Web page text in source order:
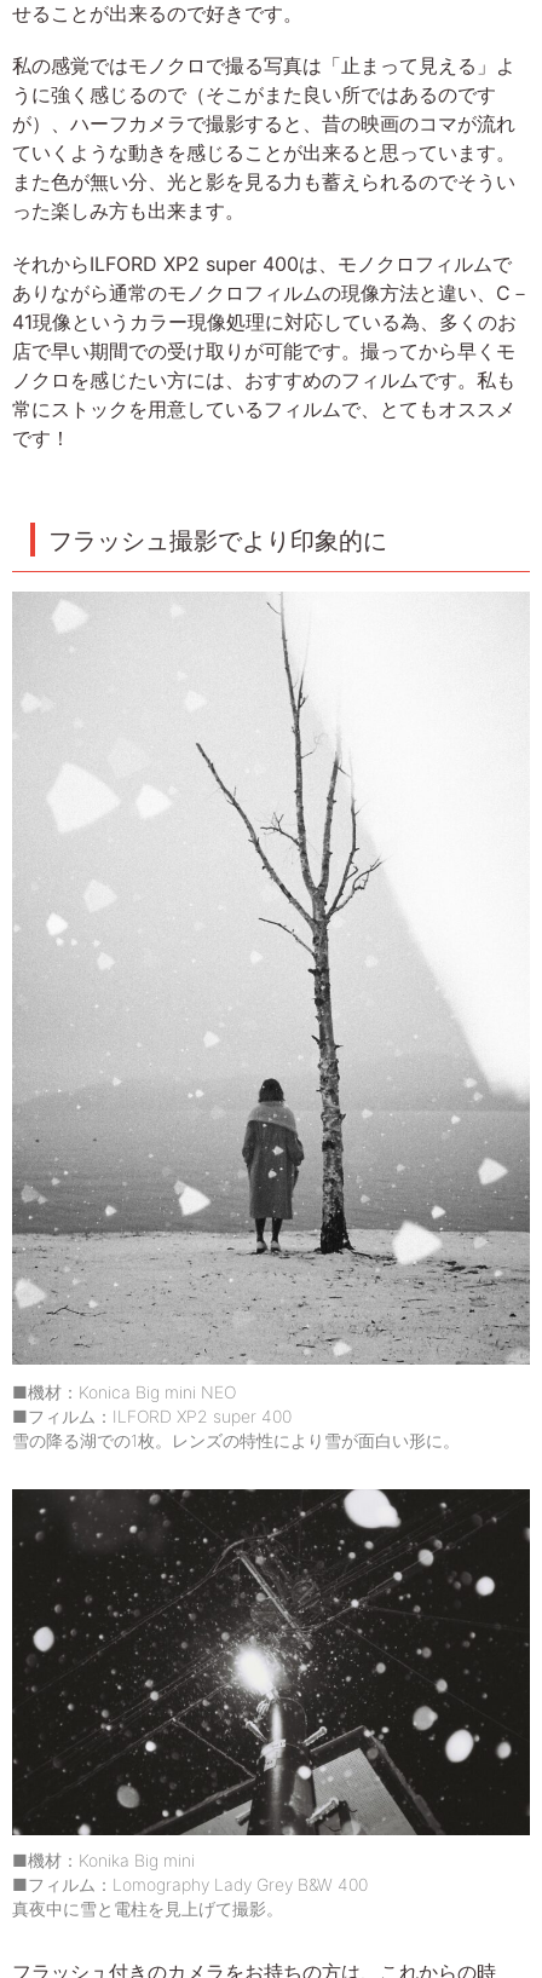
せることが出来るので好きです。
私の感覚ではモノクロで撮る写真は「止まって見える」よ
うに強く感じるので（そこがまた良い所ではあるのです
が）、ハーフカメラで撮影すると、昔の映画のコマが流れ
ていくような動きを感じることが出来ると思っています。
また色が無い分、光と影を見る力も蓄えられるのでそうい
った楽しみ方も出来ます。
それからILFORD XP2 super 400は、モノクロフィルムで
ありながら通常のモノクロフィルムの現像方法と違い、C－
41現像というカラー現像処理に対応している為、多くのお
店で早い期間での受け取りが可能です。撮ってから早くモ
ノクロを感じたい方には、おすすめのフィルムです。私も
常にストックを用意しているフィルムで、とてもオススメ
です！
フラッシュ撮影でより印象的に
■機材：Konica Big mini NEO
■フィルム：ILFORD XP2 super 400
雪の降る湖での1枚。レンズの特性により雪が面白い形に。
■機材：Konika Big mini
■フィルム：Lomography Lady Grey B&W 400
真夜中に雪と電柱を見上げて撮影。
フラッシュ付きのカメラをお持ちの方は、これからの時